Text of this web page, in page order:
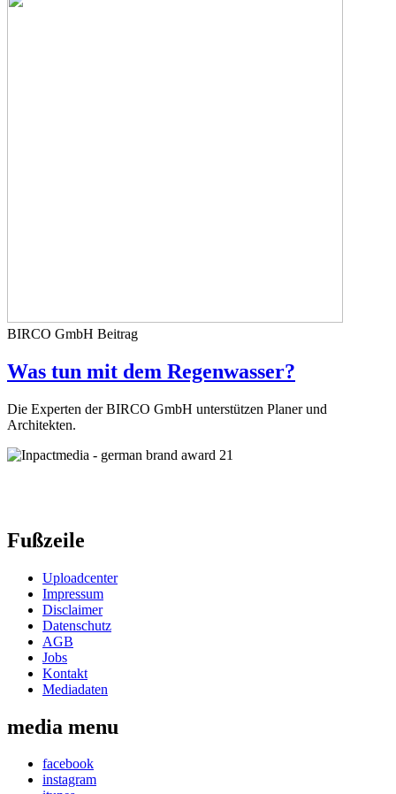
BIRCO GmbH Beitrag
Was tun mit dem Regenwasser?
Die Experten der BIRCO GmbH unterstützen Planer und
Architekten.
Fußzeile
Uploadcenter
Impressum
Disclaimer
Datenschutz
AGB
Jobs
Kontakt
Mediadaten
media menu
facebook
instagram